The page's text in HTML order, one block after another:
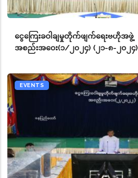
ငွေကြေးခဝါချမှုတိုက်ဖျက်ရေးဗဟိုအဖွဲ့
အစည်းအဝေး(၁/၂၀၂၄) (၂၁-၈-၂၀၂၄)
EVENTS